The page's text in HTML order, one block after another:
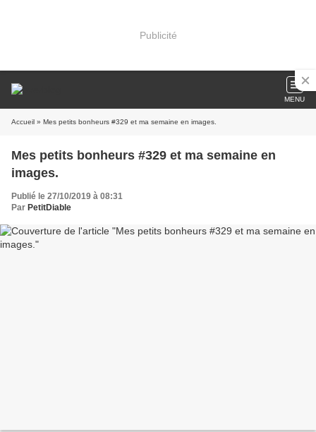
Publicité
MENU
Accueil » Mes petits bonheurs #329 et ma semaine en images.
Mes petits bonheurs #329 et ma semaine en
images.
Publié le 27/10/2019 à 08:31
Par PetitDiable